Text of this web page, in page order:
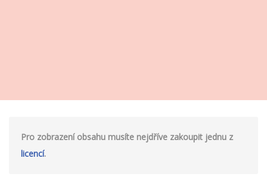
Pro zobrazení obsahu musíte nejdříve zakoupit jednu z
licencí.